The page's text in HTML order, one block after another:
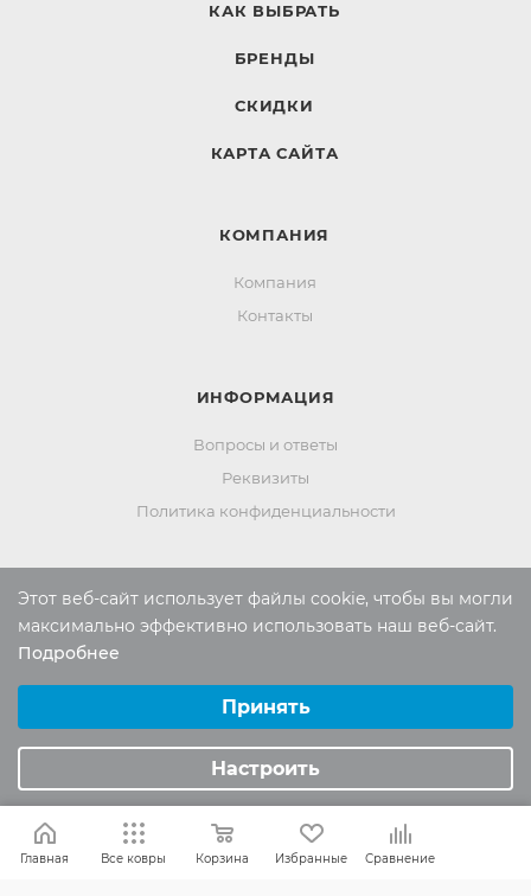
КАК ВЫБРАТЬ
БРЕНДЫ
СКИДКИ
КАРТА САЙТА
КОМПАНИЯ
Компания
Контакты
ИНФОРМАЦИЯ
Вопросы и ответы
Реквизиты
Политика конфиденциальности
ПОМОЩЬ
Россия:8 (800) 101-38-97
Москва:8 (495) 196-00-06
Отдел продаж:
@mr-kover.ru
Главная Все ковры Корзина Избранные Сравнение
Этот веб-сайт использует файлы cookie, чтобы вы могли
максимально эффективно использовать наш веб-сайт.
Подробнее
Аналитические/Функциональные
Принять
Настроить